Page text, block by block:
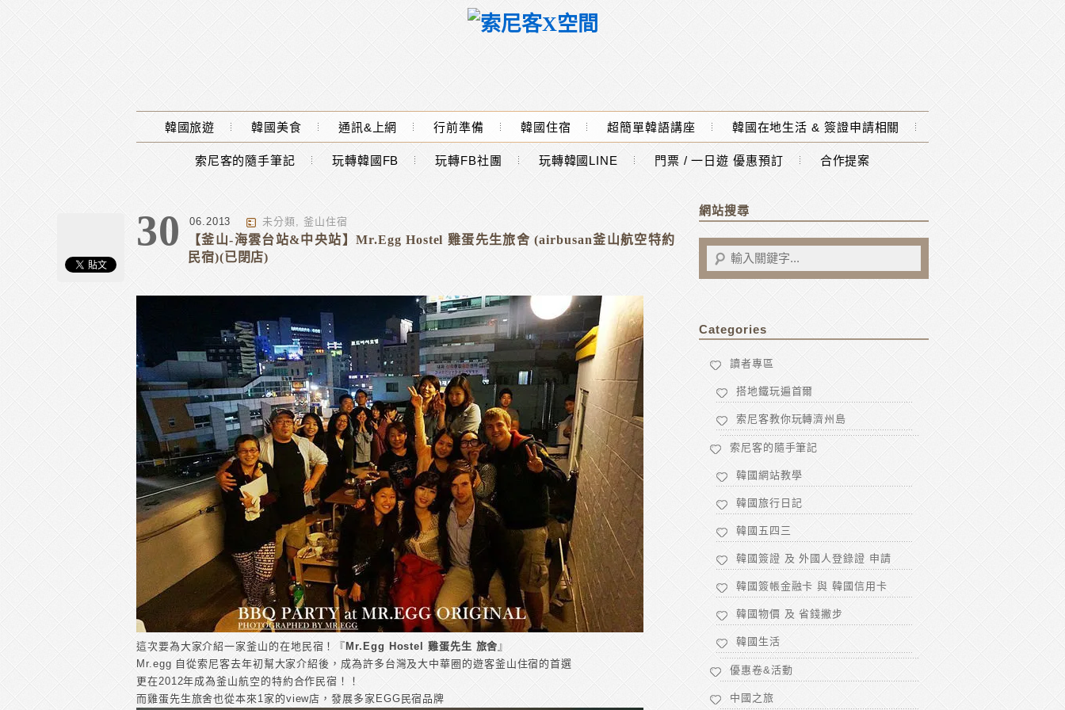
Main Menu
韓國旅遊 韓國美食 通訊&上網 行前準備 韓國住宿 超簡單韓語講座 韓國在地生活 & 簽證申請相關
索尼客的隨手筆記 玩轉韓國FB 玩轉FB社團 玩轉韓國LINE 門票 / 一日遊 優惠預訂 合作提案
30 06.2013 未分類, 釜山住宿
【釜山-海雲台站&中央站】Mr.Egg Hostel 雞蛋先生旅舍 (airbusan釜山航空特約
民宿)(已閉店)
這次要為大家介紹一家釜山的在地民宿！『 Mr.Egg Hostel 雞蛋先生 旅舍 』
Mr.egg 自從索尼客去年初幫大家介紹後，成為許多台灣及大中華圈的遊客釜山住宿的首選
更在2012年成為釜山航空的特約合作民宿！！
而雞蛋先生旅舍也從本來1家的view店，發展多家EGG民宿品牌
網站搜尋
Categories
讀者專區
搭地鐵玩遍首爾
索尼客教你玩轉濟州島
索尼客的隨手筆記
韓國網站教學
韓國旅行日記
韓國五四三
韓國簽證 及 外國人登錄證 申請
韓國簽帳金融卡 與 韓國信用卡
韓國物價 及 省錢撇步
韓國生活
優惠卷&活動
中國之旅